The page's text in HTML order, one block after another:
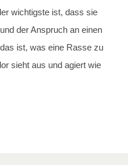
wichtigste ist, dass sie
der Anspruch an einen
ist, was eine Rasse zu
sieht aus und agiert wie